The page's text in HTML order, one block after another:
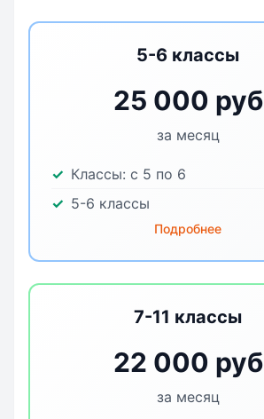
5-6 классы
25 000 руб
за месяц
Классы: с 5 по 6
5-6 классы
Подробнее
7-11 классы
22 000 руб
за месяц